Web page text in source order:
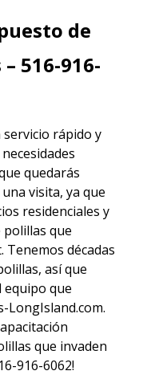
de
516-916-
rápido y
quedarás
visita, ya que
residenciales y
polillas que
décadas
así que
equipo que
LongIsland.com.
que invaden
916-6062!